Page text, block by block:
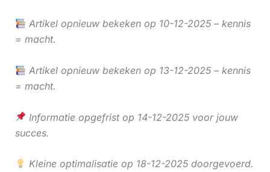
Artikel opnieuw bekeken op 10-12-2025 – kennis
= macht.
Artikel opnieuw bekeken op 13-12-2025 – kennis
= macht.
Informatie opgefrist op 14-12-2025 voor jouw
succes.
Kleine optimalisatie op 18-12-2025 doorgevoerd.